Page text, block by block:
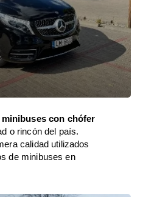
minibuses con chófer
o rincón del país.
calidad utilizados
de minibuses en